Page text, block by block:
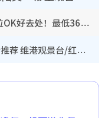
KTV推荐2026︱全港13大卡拉OK好去处！最低36元起 日语歌都有！(附地址+收费详情)
尖沙咀好去处︱逾20景点美食推荐 维港观景台/红磡古迹/九龙公园/室内游乐场